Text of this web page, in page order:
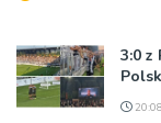
3:0 z
20:08